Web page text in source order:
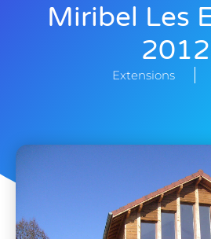
Miribel Les
2012
Extensions